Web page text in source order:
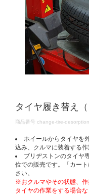
タイヤ履き替え
DETAILS
商品番号 change-tire-
ホイールからタイヤを
込み、クルマに装着する作
ブリヂストンのタイヤ
位での販売です。「カー
さい。
※おクルマやその状態、
タイヤの作業をする場合